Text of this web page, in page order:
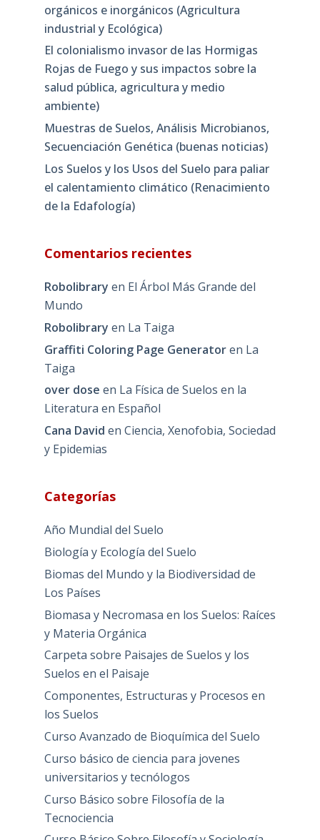
orgánicos e inorgánicos (Agricultura
industrial y Ecológica)
El colonialismo invasor de las Hormigas
Rojas de Fuego y sus impactos sobre la
salud pública, agricultura y medio
ambiente)
Muestras de Suelos, Análisis Microbianos,
Secuenciación Genética (buenas noticias)
Los Suelos y los Usos del Suelo para paliar
el calentamiento climático (Renacimiento
de la Edafología)
Comentarios recientes
Robolibrary en El Árbol Más Grande del
Mundo
Robolibrary en La Taiga
Graffiti Coloring Page Generatoren La
Taiga
over dose en La Física de Suelos en la
Literatura en Español
Cana David en Ciencia, Xenofobia, Sociedad
y Epidemias
Categorías
Año Mundial del Suelo
Biología y Ecología del Suelo
Biomas del Mundo y la Biodiversidad de
Los Países
Biomasa y Necromasa en los Suelos: Raíces
y Materia Orgánica
Carpeta sobre Paisajes de Suelos y los
Suelos en el Paisaje
Componentes, Estructuras y Procesos en
los Suelos
Curso Avanzado de Bioquímica del Suelo
Curso básico de ciencia para jovenes
universitarios y tecnólogos
Curso Básico sobre Filosofía de la
Tecnociencia